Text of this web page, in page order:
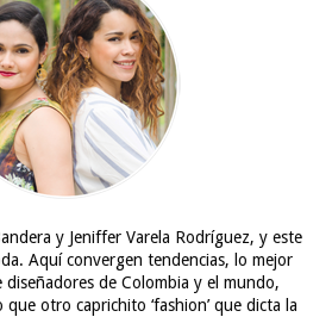
y Jeniffer Varela Rodríguez, y este
Aquí convergen tendencias, lo mejor
diseñadores de Colombia y el mundo,
otro caprichito ‘fashion’ que dicta la